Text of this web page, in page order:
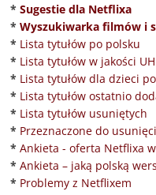
* Sugestie dla Netflixa
* Wyszukiwarka filmów i
* Lista tytułów po polsku
* Lista tytułów w jakości
* Lista tytułów dla dzieci
* Lista tytułów ostatnio
* Lista tytułów usuniętych
* Przeznaczone do
* Ankieta - oferta Netflixa
* Ankieta – jaką polską
* Problemy z Netflixem